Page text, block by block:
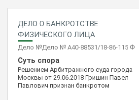
ДЕЛО О БАНКРОТСТВЕ
ФИЗИЧЕСКОГО ЛИЦА
Дело №Дело № А40-88531/18-86-115 Ф
Суть спора
Решением Арбитражного суда города
Москвы от 29.06.2018 Гришин Павел
Павлович признан банкротом